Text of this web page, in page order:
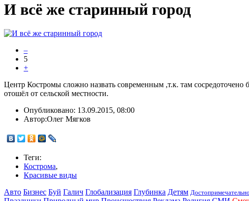
И всё же старинный город
–
5
+
Центр Костромы сложно назвать современным ,т.к. там сосредоточено
отошёл от сельской местности.
Опубликовано: 13.09.2015, 08:00
Автор:Олег Мягков
Теги:
Кострома,
Красивые виды
Авто Бизнес Буй Галич Глобализация Глубинка Детям